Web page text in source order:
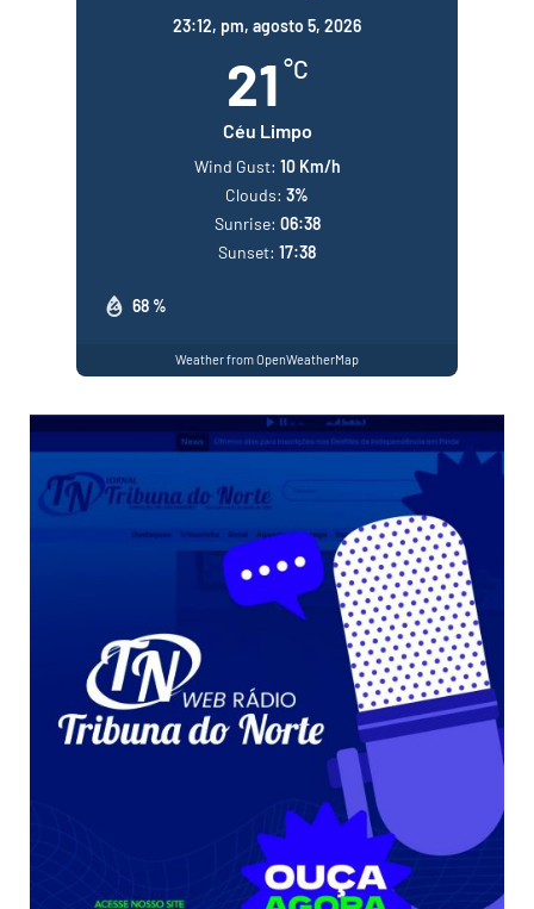
23:12, pm, agosto 5, 2026
21 °C
Céu Limpo
68 %
Wind Gust: 10 Km/h
Clouds: 3%
Sunrise: 06:38
Sunset: 17:38
Weather from OpenWeatherMap